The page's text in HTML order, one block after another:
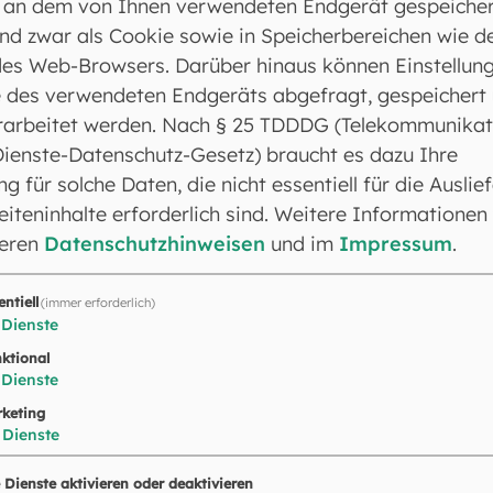
Der Kardinal dankte den Anwesenden für ihren
für ihre Arbeit. Sie begleiten Frauen in einer
und fügte hinzu: „Sie sind Lebensschutz.“
Katholischen Schwangerenberatung verfolgt das
Verlauf ihrer Schwangerschaft aufzuzeigen und
zu beraten sowie bei der Inanspruchnahme
mit den „Frühen Hilfen“ endet die
nachhaltige Begleitung bis zum dritten Lebensjahr
für das Leben e.V., der SkF-Ortsverbände
Hilfsfonds für Schwangere und
Ergänzt wird dieses Angebot unter
der Erzdiözese sowie die Telefonseelsorge. Die
Erzdiözese München und Freising steht allen
Nationalität offen. (fho)
dem von Ihnen verwendeten Endgerät
zwar als Cookie sowie in Speicherbereichen wie
Web-Browsers. Darüber hinaus können
des verwendeten Endgeräts abgefragt, gespeichert
werden. Nach § 25 TDDDG
Datenschutz-Gesetz) braucht es dazu Ihre
für solche Daten, die nicht essentiell für die
erforderlich sind. Weitere Informationen
Datenschutzhinweisen und im Impressum.
(immer erforderlich)
Dienste
Dienste
Dienste
Dienste aktivieren oder deaktivieren